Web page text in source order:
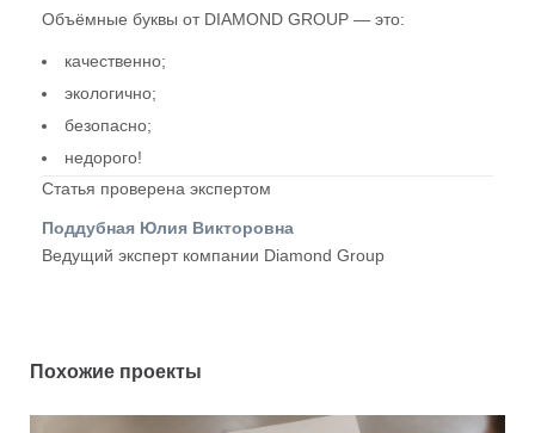
Объёмные буквы от DIAMOND GROUP — это:
качественно;
экологично;
безопасно;
недорого!
Статья проверена экспертом
Поддубная Юлия Викторовна
Ведущий эксперт компании Diamond Group
Похожие проекты